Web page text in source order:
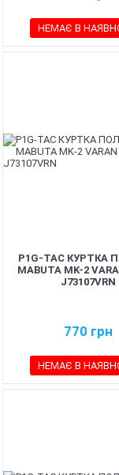
НЕМАЄ В
P1G-TAC КУРТКА
MABUTA MK-2
J73107VRN
770 грн
НЕМАЄ В